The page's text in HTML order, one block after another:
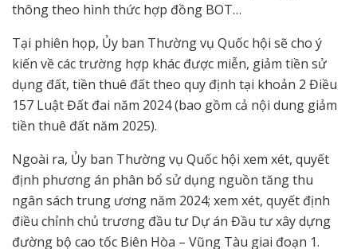
thông theo hình thức hợp đồng BOT…
Tại phiên họp, Ủy ban Thường vụ Quốc hội sẽ cho ý
kiến về các trường hợp khác được miễn, giảm tiền sử
dụng đất, tiền thuê đất theo quy định tại khoản 2 Điều
157 Luật Đất đai năm 2024 (bao gồm cả nội dung giảm
tiền thuê đất năm 2025).
Ngoài ra, Ủy ban Thường vụ Quốc hội xem xét, quyết
định phương án phân bổ sử dụng nguồn tăng thu
ngân sách trung ương năm 2024; xem xét, quyết định
điều chỉnh chủ trương đầu tư Dự án Đầu tư xây dựng
đường bộ cao tốc Biên Hòa – Vũng Tàu giai đoạn 1.